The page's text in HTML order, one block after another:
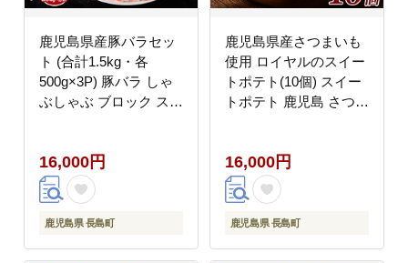
鹿児島県産豚バラセッ
ト (合計1.5kg・各
500g×3P) 豚バラ しゃ
ぶしゃぶ ブロック スラ
ぼっくり】_matu-7210
16,000円
鹿児島県 長島町
鹿児島県産さつまいも
使用 ロイヤルのスイー
トポテト(10個) スイー
トポテト 鹿児島 さつま
_royal-1658
16,000円
鹿児島県 長島町